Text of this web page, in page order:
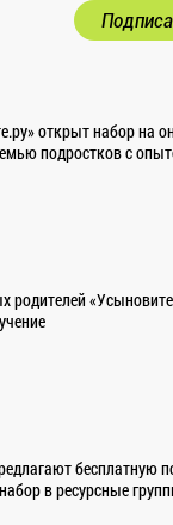
открыт набор на
подростков с
бесплатную
в ресурсные